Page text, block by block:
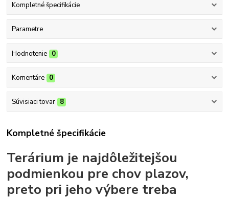
Kompletné špecifikácie
Parametre
Hodnotenie 0
Komentáre 0
Súvisiaci tovar 8
Kompletné špecifikácie
Terárium je najdôležitejšou
podmienkou pre chov plazov,
preto pri jeho výbere treba